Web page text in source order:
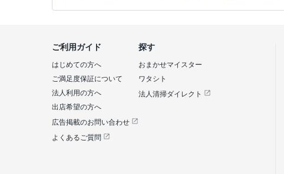
探す
おまかせマイスター
ワタシト
法人清掃ダイレクト
ご利用ガイド
はじめての方へ
ご満足度保証について
法人利用の方へ
出店希望の方へ
広告掲載のお問い合わせ
よくあるご質問